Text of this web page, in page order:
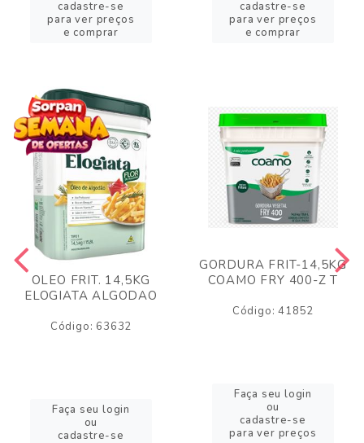
cadastre-se
para ver preços
e comprar
cadastre-se
para ver preços
e comprar
OLEO FRIT. 14,5KG
ELOGIATA ALGODAO
Código: 63632
Faça seu login
ou
cadastre-se
GORDURA FRIT-14,5KG
COAMO FRY 400-Z T
Código: 41852
Faça seu login
ou
cadastre-se
para ver preços